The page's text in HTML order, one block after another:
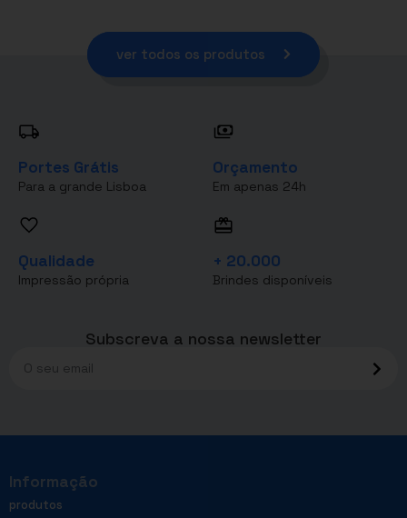
ver todos os produtos
Portes Grátis
Para a grande Lisboa
Orçamento
Em apenas 24h
Qualidade
Impressão própria
+ 20.000
Brindes disponíveis
Subscreva a nossa newsletter
Informação
produtos